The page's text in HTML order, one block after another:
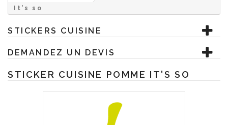
It's so
STICKERS CUISINE
DEMANDEZ UN DEVIS
STICKER CUISINE POMME IT'S SO